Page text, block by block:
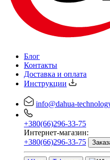
Блог
Контакты
Доставка и оплата
Инструкции
info@dahua-
+380(66)296-33-75
Интернет-магазин:
+380(66)296-33-75